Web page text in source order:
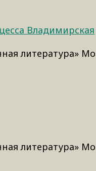
Владимирская
литература»
литература»